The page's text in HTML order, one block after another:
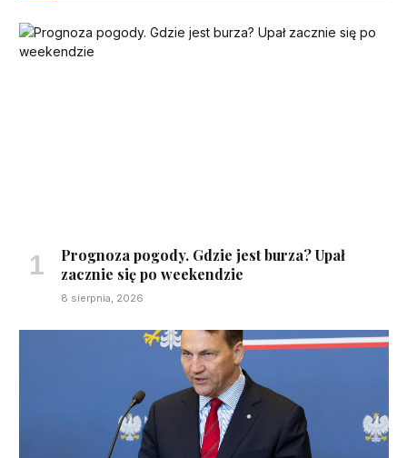
Prognoza pogody. Gdzie jest burza? Upał
zacznie się po weekendzie
8 sierpnia, 2026